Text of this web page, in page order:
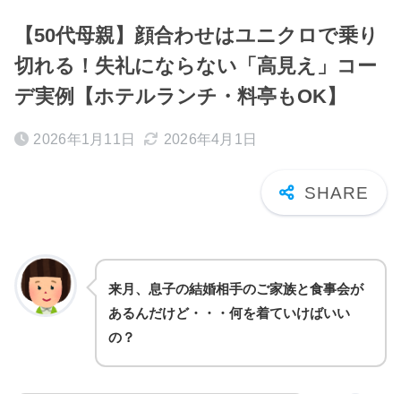
【50代母親】顔合わせはユニクロで乗り
切れる！失礼にならない「高見え」コー
デ実例【ホテルランチ・料亭もOK】
2026年1月11日 2026年4月1日
来月、息子の結婚相手のご家族と食事会が
あるんだけど・・・何を着ていけばいい
の？